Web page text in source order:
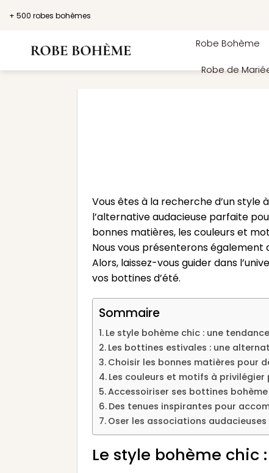
+ 500 robes bohèmes
Robe Bohème
Robe de
Vous êtes à la recherche d’un
l’alternative audacieuse parfaite
bonnes matières, les couleurs et
Nous vous présenterons
Alors, laissez-vous guider dans
vos bottines d’été.
Sommaire
Le style bohème chic : une
Les bottines estivales : une
Choisir les bonnes matières pour
Les couleurs et motifs à privilégier
Accessoiriser ses bottines
Des tenues inspirantes pour
Oser les associations
Le style bohème